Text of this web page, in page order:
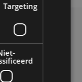
Targeting